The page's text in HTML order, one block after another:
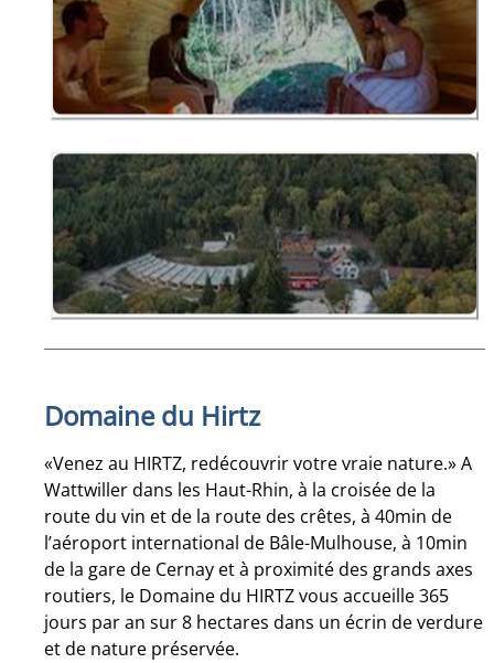
Domaine du Hirtz
«Venez au HIRTZ, redécouvrir votre vraie nature.» A
Wattwiller dans les Haut-Rhin, à la croisée de la
route du vin et de la route des crêtes, à 40min de
l’aéroport international de Bâle-Mulhouse, à 10min
de la gare de Cernay et à proximité des grands axes
routiers, le Domaine du HIRTZ vous accueille 365
jours par an sur 8 hectares dans un écrin de verdure
et de nature préservée.